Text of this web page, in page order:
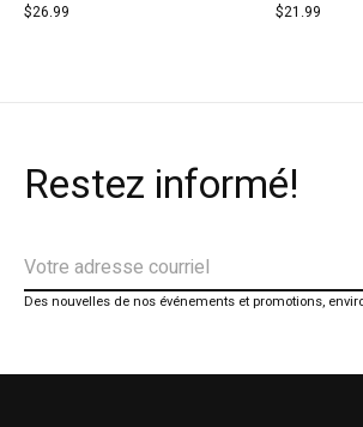
$26.99 $21.99
Restez informé!
Des nouvelles de nos événements et promotions,